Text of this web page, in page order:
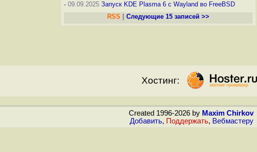
- 09.09.2025 Запуск KDE Plasma 6 с Wayland во FreeBSD
RSS
Следующие 15 записей >>
Хостинг:
Created 1996-2026 by Maxim Chirkov
Добавить, Поддержать, Вебмастеру